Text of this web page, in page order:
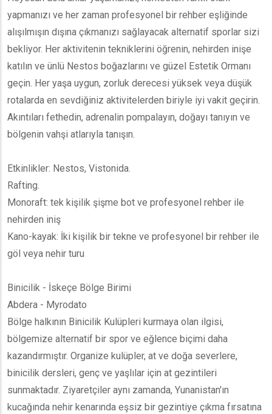
yapmanızı ve her zaman profesyonel bir rehber eşliğinde
alışılmışın dışına çıkmanızı sağlayacak alternatif sporlar sizi
bekliyor. Her aktivitenin tekniklerini öğrenin, nehirden inişe
katılın ve ünlü Nestos boğazlarını ve güzel Estetik Ormanı
geçin. Her yaşa uygun, zorluk derecesi yüksek veya düşük
rotalarda en sevdiğiniz aktivitelerden biriyle iyi vakit geçirin.
Akıntıları fethedin, adrenalin pompalayın, doğayı tanıyın ve
bölgenin vahşi atlarıyla tanışın.
Etkinlikler: Nestos, Vistonida.
Rafting.
Monoraft: tek kişilik şişme bot ve profesyonel rehber ile
nehirden iniş
Kano-kayak: İki kişilik bir tekne ve profesyonel bir rehber ile
göl veya nehir turu
Binicilik - İskeçe Bölge Birimi
Abdera - Myrodato
Bölge halkının Binicilik Kulüpleri kurmaya olan ilgisi,
bölgemize alternatif bir spor ve eğlence biçimi daha
kazandırmıştır. Organize kulüpler, at ve doğa severlere,
binicilik dersleri, genç ve yaşlılar için at gezintileri
sunmaktadır. Ziyaretçiler aynı zamanda, Yunanistan'ın
kucağında nehir kenarında eşsiz bir gezintiye çıkma fırsatına